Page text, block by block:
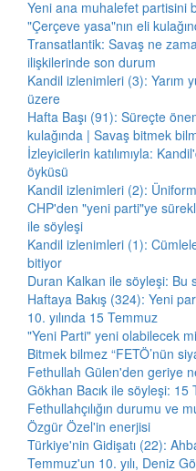
Yeni ana muhalefet partisini
"Çerçeve yasa"nın eli
Transatlantik: Savaş ne
ilişkilerinde son durum
Kandil izlenimleri (3): Yarım
üzere
Hafta Başı (91): Süreçte
kulağında | Savaş bitmek
İzleyicilerin katılımıyla:
öyküsü
Kandil izlenimleri (2):
CHP'den "yeni parti"ye
ile söyleşi
Kandil izlenimleri (1):
bitiyor
Duran Kalkan ile söyleşi: Bu
Haftaya Bakış (324): Yeni
10. yılında 15 Temmuz
"Yeni Parti" yeni olabilecek
Bitmek bilmez “FETÖ’nün
Fethullah Gülen'den geriye
Gökhan Bacık ile söyleşi: 15
Fethullahçılığın durumu ve
Özgür Özel'in enerjisi
Türkiye'nin Gidişatı (22):
Temmuz'un 10. yılı, Deniz